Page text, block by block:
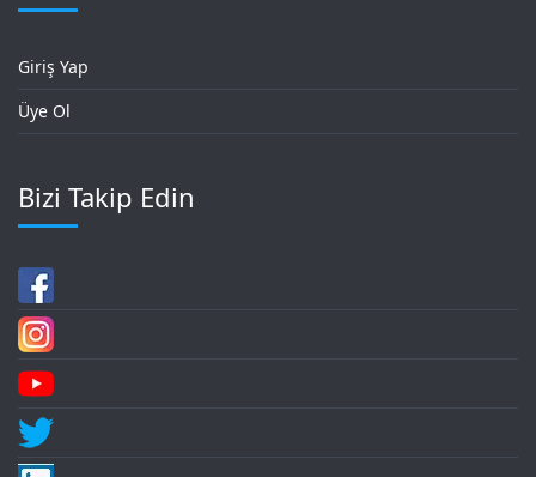
Giriş Yap
Üye Ol
Bizi Takip Edin